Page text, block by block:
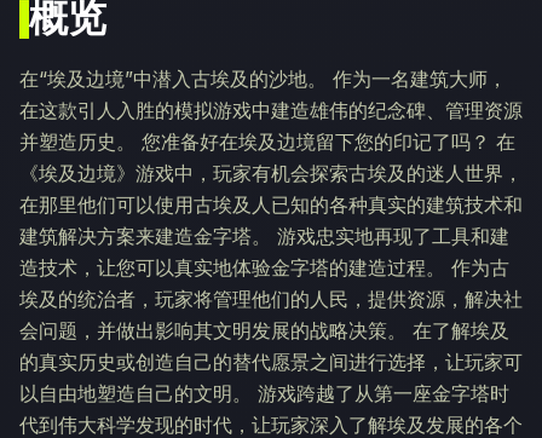
概览
在“埃及边境”中潜入古埃及的沙地。 作为一名建筑大师，
在这款引人入胜的模拟游戏中建造雄伟的纪念碑、管理资源
并塑造历史。 您准备好在埃及边境留下您的印记了吗？ 在
《埃及边境》游戏中，玩家有机会探索古埃及的迷人世界，
在那里他们可以使用古埃及人已知的各种真实的建筑技术和
建筑解决方案来建造金字塔。 游戏忠实地再现了工具和建
造技术，让您可以真实地体验金字塔的建造过程。 作为古
埃及的统治者，玩家将管理他们的人民，提供资源，解决社
会问题，并做出影响其文明发展的战略决策。 在了解埃及
的真实历史或创造自己的替代愿景之间进行选择，让玩家可
以自由地塑造自己的文明。 游戏跨越了从第一座金字塔时
代到伟大科学发现的时代，让玩家深入了解埃及发展的各个